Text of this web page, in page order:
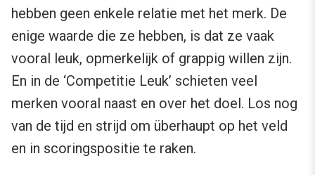
hebben geen enkele relatie met het merk. De
enige waarde die ze hebben, is dat ze vaak
vooral leuk, opmerkelijk of grappig willen zijn.
En in de ‘Competitie Leuk’ schieten veel
merken vooral naast en over het doel. Los nog
van de tijd en strijd om überhaupt op het veld
en in scoringspositie te raken.